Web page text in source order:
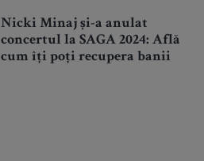
Nicki Minaj și-a anulat
concertul la SAGA 2024: Află
cum îți poți recupera banii